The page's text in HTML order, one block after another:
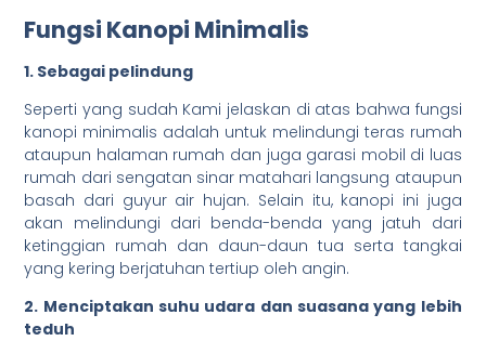
Fungsi Kanopi Minimalis
1. Sebagai pelindung
Seperti yang sudah Kami jelaskan di atas bahwa fungsi
kanopi minimalis adalah untuk melindungi teras rumah
ataupun halaman rumah dan juga garasi mobil di luas
rumah dari sengatan sinar matahari langsung ataupun
basah dari guyur air hujan. Selain itu, kanopi ini juga
akan melindungi dari benda-benda yang jatuh dari
ketinggian rumah dan daun-daun tua serta tangkai
yang kering berjatuhan tertiup oleh angin.
2. Menciptakan suhu udara dan suasana yang lebih
teduh